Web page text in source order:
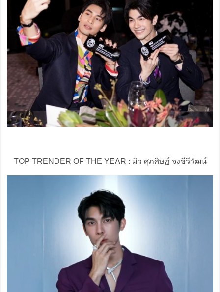
TOP TRENDER OF THE YEAR : มิว ศุภศิษฏ์ จงชีวีวัฒน์